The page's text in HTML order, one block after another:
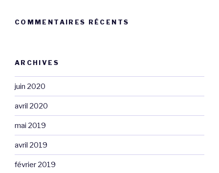
COMMENTAIRES RÉCENTS
ARCHIVES
juin 2020
avril 2020
mai 2019
avril 2019
février 2019